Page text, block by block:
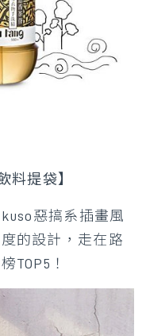
料提袋】
惡搞系插畫風
的設計，走在路
TOP5！